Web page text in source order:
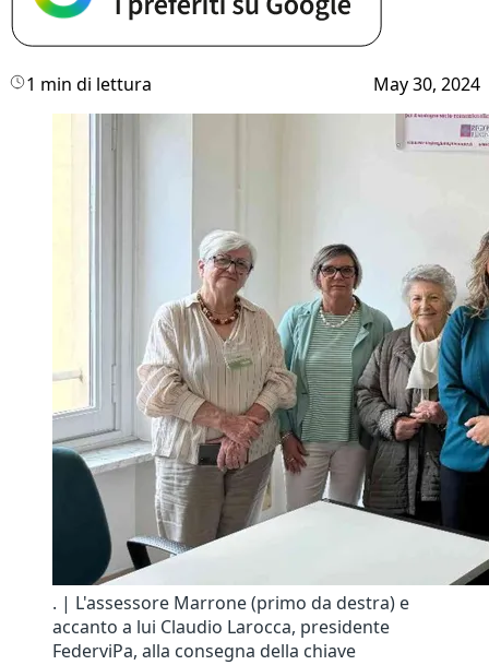
1 min di lettura May 30, 2024
. | L'assessore Marrone (primo da destra) e
accanto a lui Claudio Larocca, presidente
FederviPa, alla consegna della chiave